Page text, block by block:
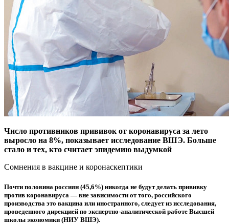
Число противников прививок от коронавируса за лето
выросло на 8%, показывает исследование ВШЭ. Больше
стало и тех, кто считает эпидемию выдумкой
Сомнения в вакцине и коронаскептики
Почти половина россиян (45,6%) никогда не будут делать прививку
против коронавируса — вне зависимости от того, российского
производства это вакцина или иностранного, следует из исследования,
проведенного дирекцией по экспертно-аналитической работе Высшей
школы экономики (НИУ ВШЭ).